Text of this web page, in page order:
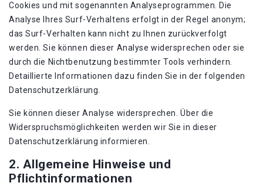
Cookies und mit sogenannten Analyseprogrammen. Die
Analyse Ihres Surf-Verhaltens erfolgt in der Regel anonym;
das Surf-Verhalten kann nicht zu Ihnen zurückverfolgt
werden. Sie können dieser Analyse widersprechen oder sie
durch die Nichtbenutzung bestimmter Tools verhindern.
Detaillierte Informationen dazu finden Sie in der folgenden
Datenschutzerklärung.
Sie können dieser Analyse widersprechen. Über die
Widerspruchsmöglichkeiten werden wir Sie in dieser
Datenschutzerklärung informieren.
2. Allgemeine Hinweise und
Pflichtinformationen